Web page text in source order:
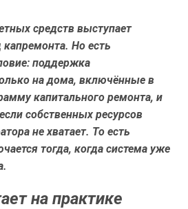
средств выступает
Но есть
поддержка
на дома, включённые в
капитального ремонта, и
собственных ресурсов
не хватает. То есть
тогда, когда система уже
на практике